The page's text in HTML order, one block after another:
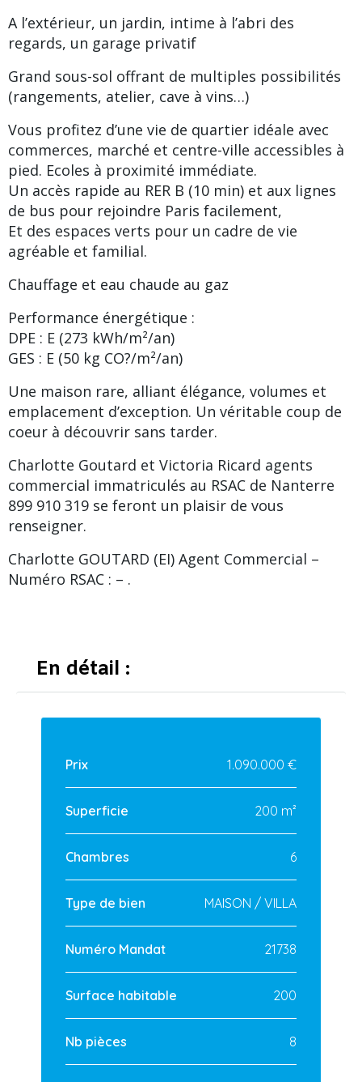
A l’extérieur, un jardin, intime à l’abri des
regards, un garage privatif
Grand sous-sol offrant de multiples possibilités
(rangements, atelier, cave à vins…)
Vous profitez d’une vie de quartier idéale avec
commerces, marché et centre-ville accessibles à
pied. Ecoles à proximité immédiate.
Un accès rapide au RER B (10 min) et aux lignes
de bus pour rejoindre Paris facilement,
Et des espaces verts pour un cadre de vie
agréable et familial.
Chauffage et eau chaude au gaz
Performance énergétique :
DPE : E (273 kWh/m²/an)
GES : E (50 kg CO?/m²/an)
Une maison rare, alliant élégance, volumes et
emplacement d’exception. Un véritable coup de
coeur à découvrir sans tarder.
Charlotte Goutard et Victoria Ricard agents
commercial immatriculés au RSAC de Nanterre
899 910 319 se feront un plaisir de vous
renseigner.
Charlotte GOUTARD (EI) Agent Commercial –
Numéro RSAC : – .
En détail :
Prix 1.090.000 €
Superficie 200 m²
Chambres 6
Type de bien MAISON / VILLA
Numéro Mandat 21738
Surface habitable 200
Nb pièces 8